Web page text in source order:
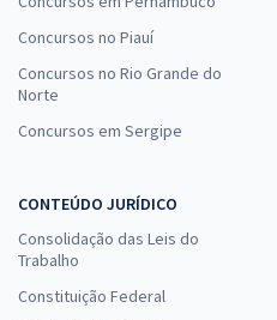
Concursos no Piauí
Concursos no Rio Grande do
Norte
Concursos em Sergipe
CONTEÚDO JURÍDICO
Consolidação das Leis do
Trabalho
Constituição Federal